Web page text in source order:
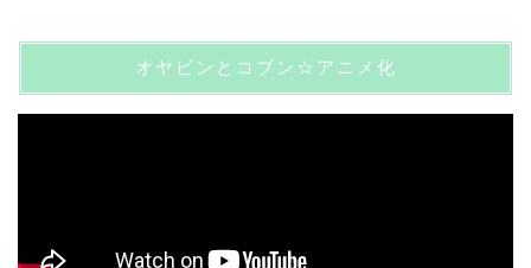
オヤビンとコブン☆アニメ化